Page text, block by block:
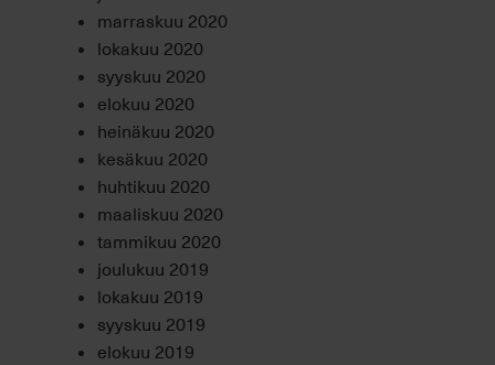
marraskuu 2020
lokakuu 2020
syyskuu 2020
elokuu 2020
heinäkuu 2020
kesäkuu 2020
huhtikuu 2020
maaliskuu 2020
tammikuu 2020
joulukuu 2019
lokakuu 2019
syyskuu 2019
elokuu 2019